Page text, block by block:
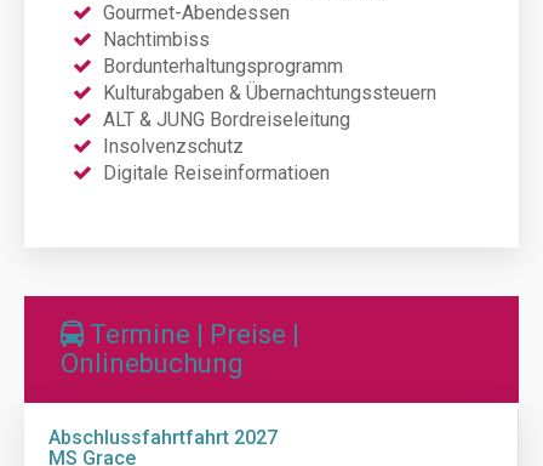
Gourmet-Abendessen
Nachtimbiss
Bordunterhaltungsprogramm
Kulturabgaben & Übernachtungssteuern
ALT & JUNG Bordreiseleitung
Insolvenzschutz
Digitale Reiseinformatioen
Termine | Preise |
Onlinebuchung
Abschlussfahrtfahrt 2027
MS Grace